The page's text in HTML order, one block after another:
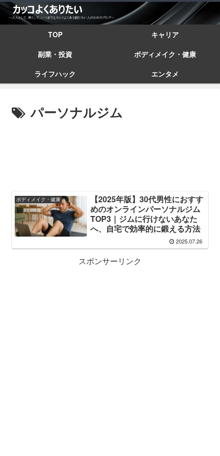
TOP
キャリア
副業・投資
ボディメイク・健康
ライフハック
エンタメ
パーソナルジム
ボディメイク・健康
【2025年版】30代男性におすす
めのオンラインパーソナルジム
TOP3｜ジムに行けないあなた
へ、自宅で効率的に鍛える方法
2025.07.26
スポンサーリンク